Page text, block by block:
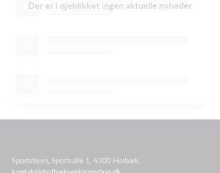
Der er i øjeblikket ingen aktuelle nyheder
Sportsbyen, Sportsallé 1, 4300 Holbæk.